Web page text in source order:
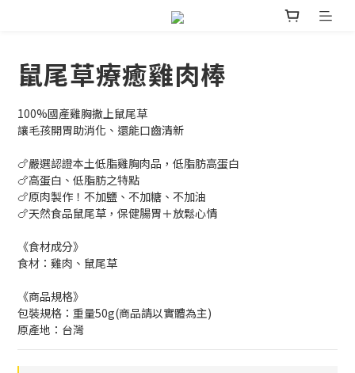
鼠尾草療癒雞肉棒
100%國產雞胸撒上鼠尾草
讓毛孩開胃助消化、還能口齒清新
🍗嚴選認證本土低脂雞胸肉品，低脂肪高蛋白
🍗高蛋白、低脂肪之特點
🍗原肉製作！不加鹽、不加糖、不加油
🍗天然食品鼠尾草，保健腸胃＋放鬆心情
《食材成分》
食材：雞肉、鼠尾草
《商品規格》
包裝規格：重量50g(商品請以實體為主)
原產地：台灣